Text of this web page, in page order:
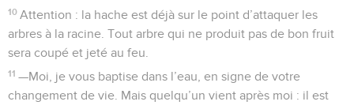
13 C’est à cette époque que parut Jésus. Il se rendit de la
*Galilée au Jourdain, auprès de Jean, pour être baptisé par
lui.
14 Mais Jean essaya de l’en dissuader. Il lui disait : —C’est
moi qui ai besoin d’être baptisé par toi, et c’est toi qui viens